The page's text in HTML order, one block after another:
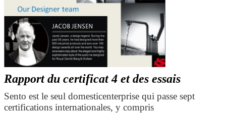
Rapport du certificat 4 et des essais
Sento est le seul domesticenterprise qui passe sept
certifications internationales, y compris